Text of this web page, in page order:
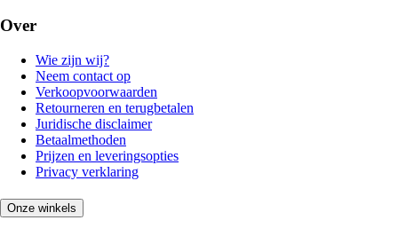
Over
Wie zijn wij?
Neem contact op
Verkoopvoorwaarden
Retourneren en terugbetalen
Juridische disclaimer
Betaalmethoden
Prijzen en leveringsopties
Privacy verklaring
Onze winkels